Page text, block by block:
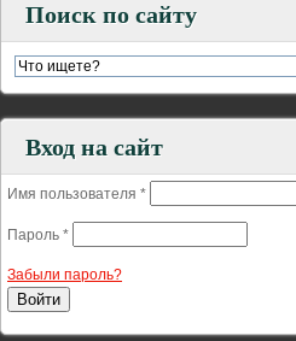
Поиск по сайту
Вход на сайт
Имя пользователя *
Пароль *
Забыли пароль?